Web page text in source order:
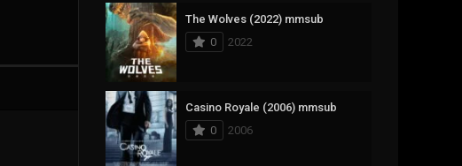
Mystery
Reality
Romance
Sci-Fi & Fantasy
Science Fiction
The Wolves (2022) mmsub
0
2022
Casino Royale (2006) mmsub
0
2006